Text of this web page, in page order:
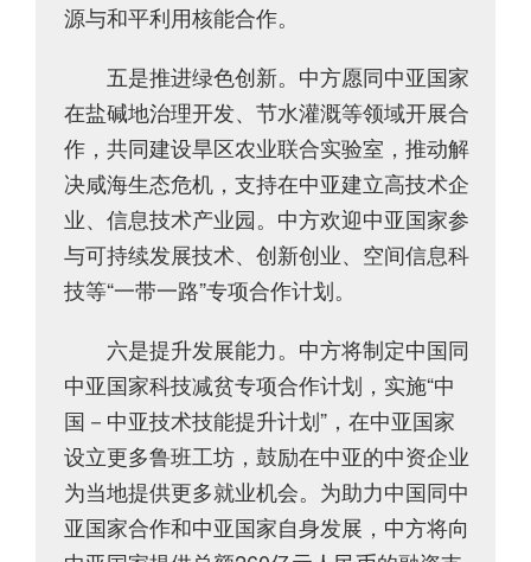
源与和平利用核能合作。
五是推进绿色创新。中方愿同中亚国家
在盐碱地治理开发、节水灌溉等领域开展合
作，共同建设旱区农业联合实验室，推动解
决咸海生态危机，支持在中亚建立高技术企
业、信息技术产业园。中方欢迎中亚国家参
与可持续发展技术、创新创业、空间信息科
技等“一带一路”专项合作计划。
六是提升发展能力。中方将制定中国同
中亚国家科技减贫专项合作计划，实施“中
国－中亚技术技能提升计划”，在中亚国家
设立更多鲁班工坊，鼓励在中亚的中资企业
为当地提供更多就业机会。为助力中国同中
亚国家合作和中亚国家自身发展，中方将向